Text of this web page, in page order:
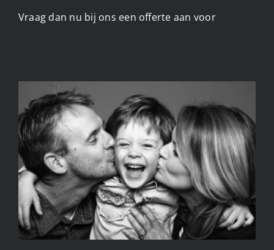
Vraag dan nu bij ons een offerte aan voor
Fotoshoot kleding